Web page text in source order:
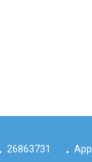
• 26863731 •